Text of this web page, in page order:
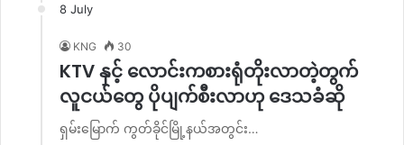
8 July
KNG 30
KTV နှင့် လောင်းကစားရုံတိုးလာတဲ့တွက်
လူငယ်တွေ ပိုပျက်စီးလာဟု ဒေသခံဆို
ရှမ်းမြောက် ကွတ်ခိုင်မြို့နယ်အတွင်း…